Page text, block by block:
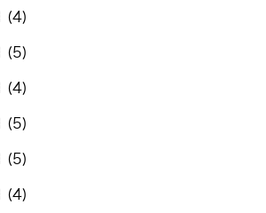
(4)
(5)
(4)
(5)
(5)
(4)